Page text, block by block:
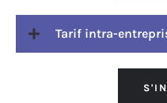
Tarif intra-